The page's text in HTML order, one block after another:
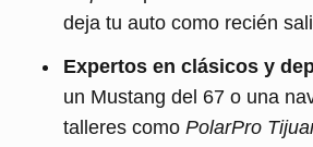
deja tu auto como recién
Expertos en clásicos y
un Mustang del 67 o una
talleres como PolarPro